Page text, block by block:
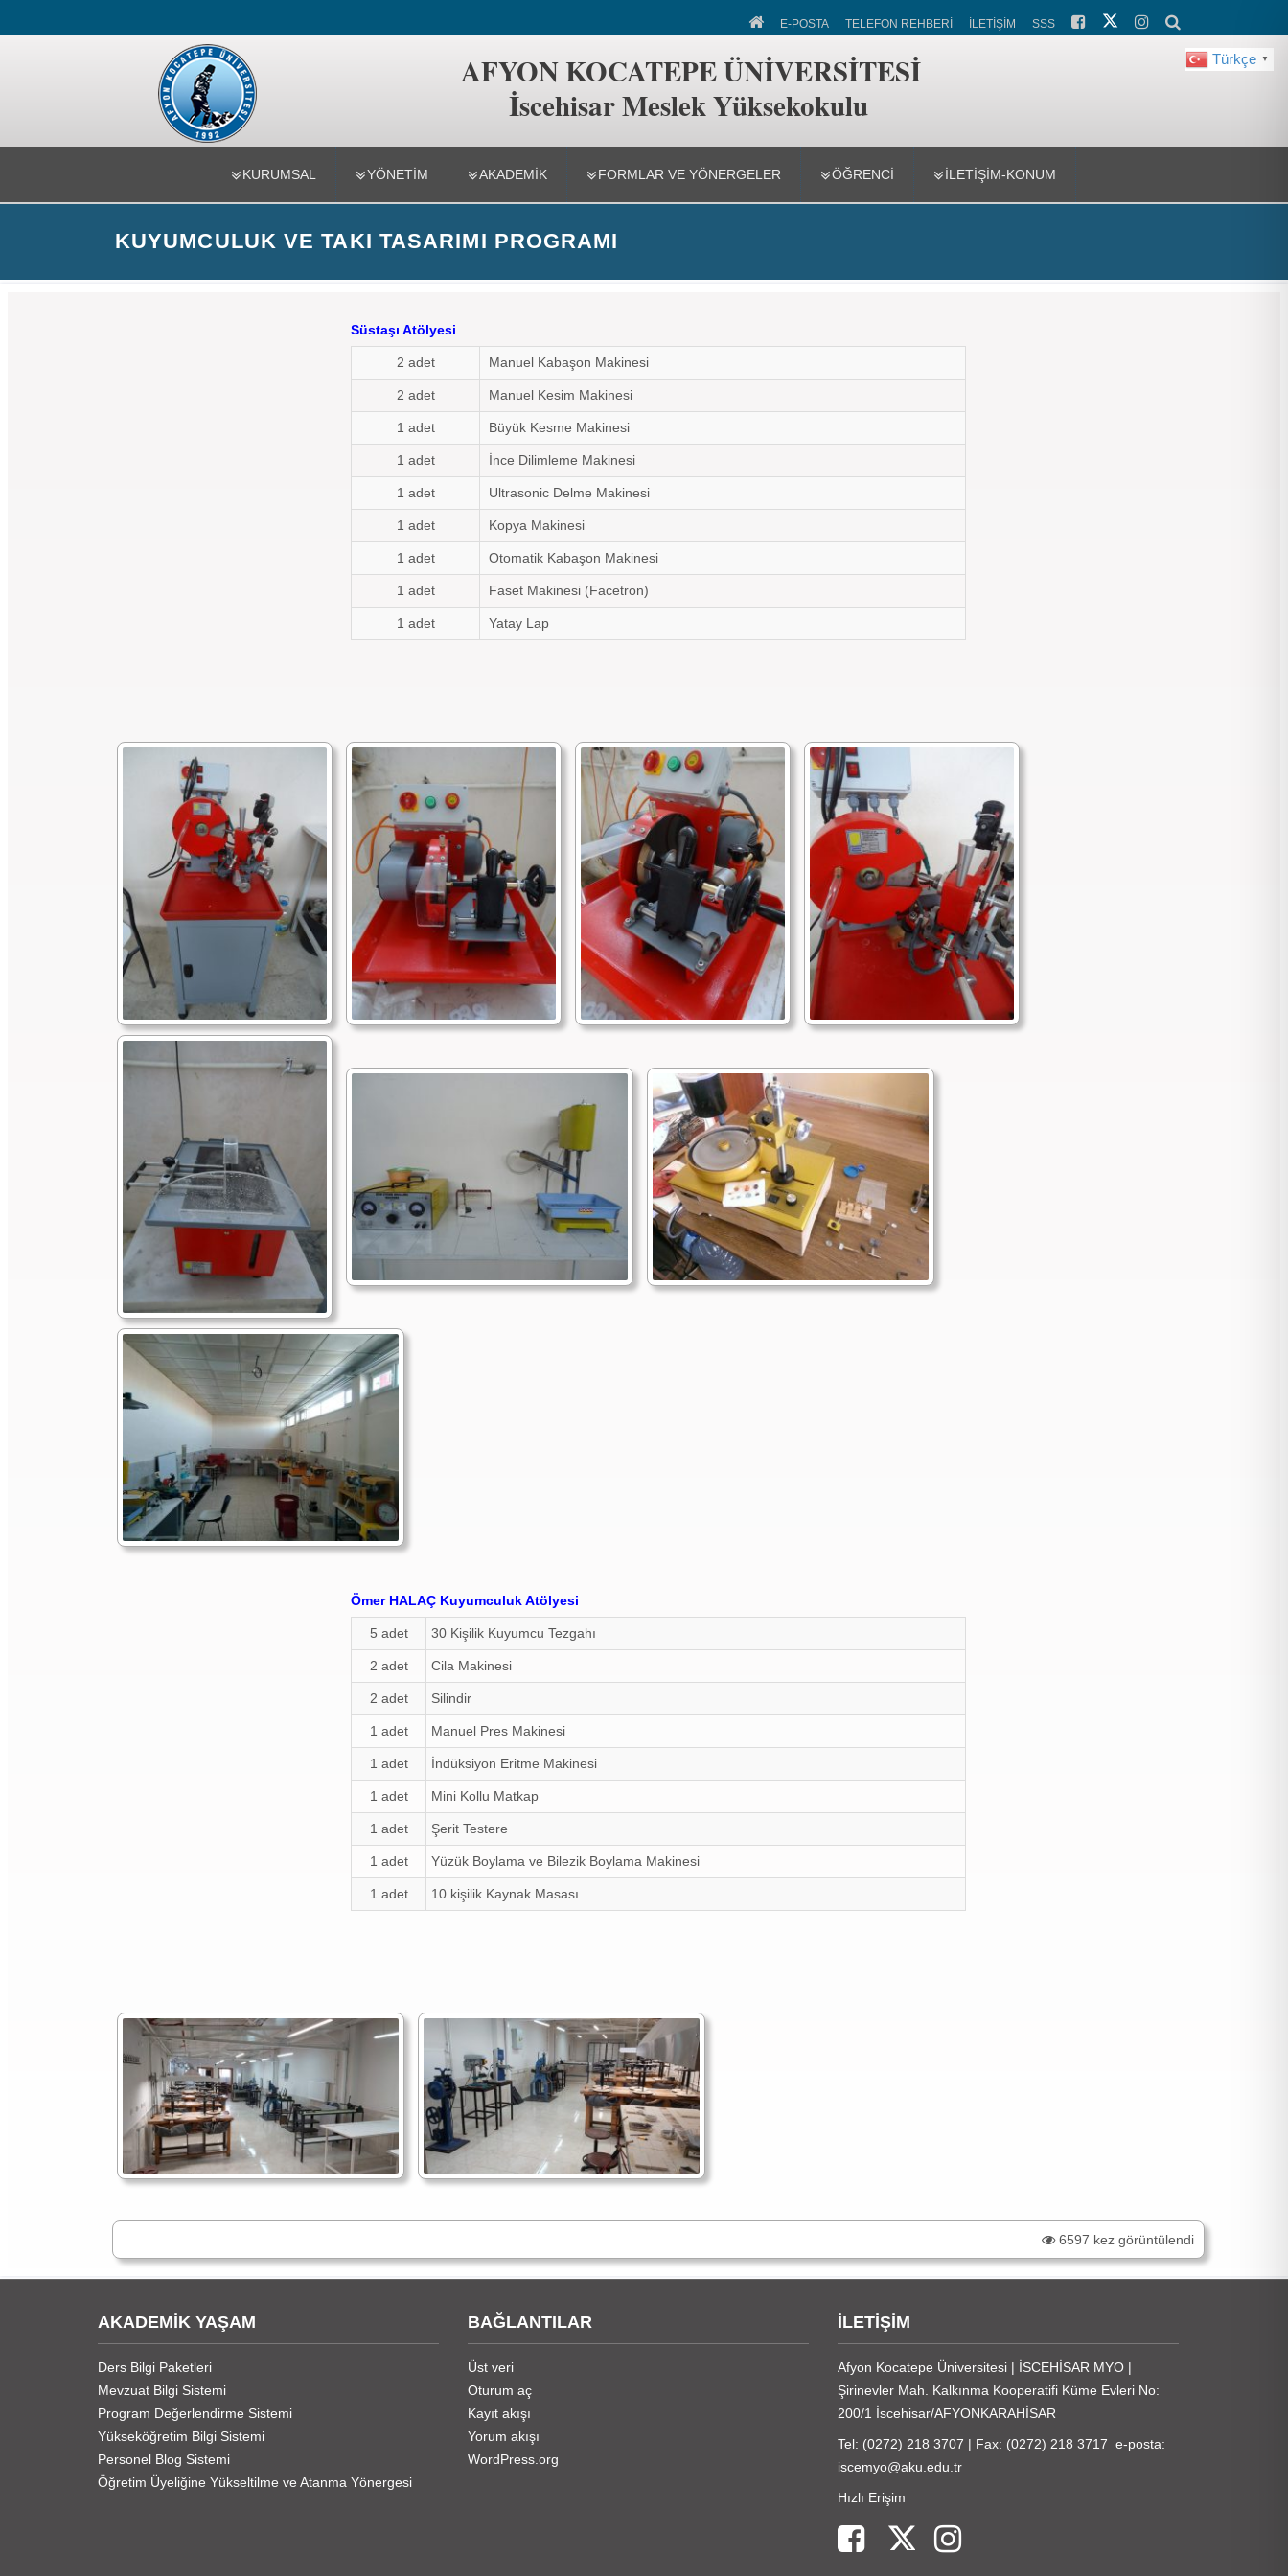
İscehisar Meslek Yüksekokulu
Türkçe ▼
E-POSTA TELEFON REHBERİ İLETİŞİM SSS
AFYON KOCATEPE ÜNİVERSİTESİ
İscehisar Meslek Yüksekokulu
KURUMSAL YÖNETİM AKADEMİK FORMLAR VE YÖNERGELER ÖĞRENCİ İLETİŞİM-KONUM
KUYUMCULUK VE TAKI TASARIMI PROGRAMI
Süstaşı Atölyesi
2 adet Manuel Kabaşon Makinesi
2 adet Manuel Kesim Makinesi
1 adet Büyük Kesme Makinesi
1 adet İnce Dilimleme Makinesi
1 adet Ultrasonic Delme Makinesi
1 adet Kopya Makinesi
1 adet Otomatik Kabaşon Makinesi
1 adet Faset Makinesi (Facetron)
1 adet Yatay Lap
Ömer HALAÇ Kuyumculuk Atölyesi
5 adet 30 Kişilik Kuyumcu Tezgahı
2 adet Cila Makinesi
2 adet Silindir
1 adet Manuel Pres Makinesi
1 adet İndüksiyon Eritme Makinesi
1 adet Mini Kollu Matkap
1 adet Şerit Testere
1 adet Yüzük Boylama ve Bilezik Boylama Makinesi
1 adet 10 kişilik Kaynak Masası
6597 kez görüntülendi
AKADEMİK YAŞAM
Ders Bilgi Paketleri
Mevzuat Bilgi Sistemi
Program Değerlendirme Sistemi
Yükseköğretim Bilgi Sistemi
Personel Blog Sistemi
Öğretim Üyeliğine Yükseltilme ve Atanma Yönergesi
BAĞLANTILAR
Üst veri
Oturum aç
Kayıt akışı
Yorum akışı
WordPress.org
İLETİŞİM
Afyon Kocatepe Üniversitesi | İSCEHİSAR MYO |
Şirinevler Mah. Kalkınma Kooperatifi Küme Evleri No:
200/1 İscehisar/AFYONKARAHİSAR
Tel: (0272) 218 3707 | Fax: (0272) 218 3717 e-posta:
iscemyo@aku.edu.tr
Hızlı Erişim